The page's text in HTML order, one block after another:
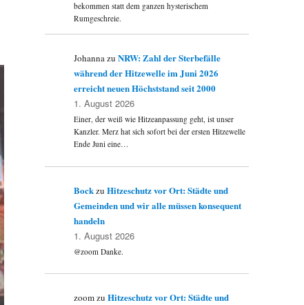
bekommen statt dem ganzen hysterischem
Rumgeschreie.
JohannazuNRW: Zahl der Sterbefälle
während der Hitzewelle im Juni 2026
erreicht neuen Höchststand seit 2000
1. August 2026
Einer, der weiß wie Hitzeanpassung geht, ist unser
Kanzler. Merz hat sich sofort bei der ersten Hitzewelle
Ende Juni eine…
BockzuHitzeschutz vor Ort: Städte und
Gemeinden und wir alle müssen konsequent
handeln
1. August 2026
@zoom Danke.
zoomzuHitzeschutz vor Ort: Städte und